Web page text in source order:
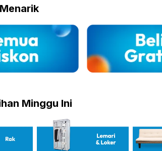
Minggu Ini